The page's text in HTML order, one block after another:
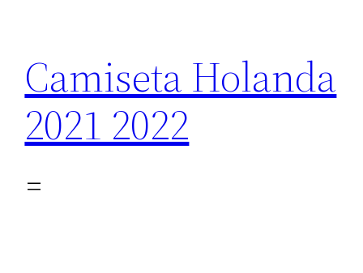
contenido
Camiseta Holanda
2021 2022